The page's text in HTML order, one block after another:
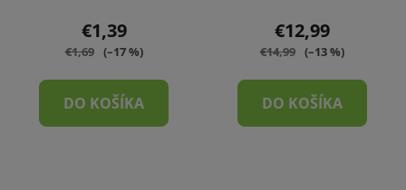
€1,39
€1,69 (–17 %)
DO KOŠÍKA
€12,99
€14,99 (–13 %)
DO KOŠÍKA